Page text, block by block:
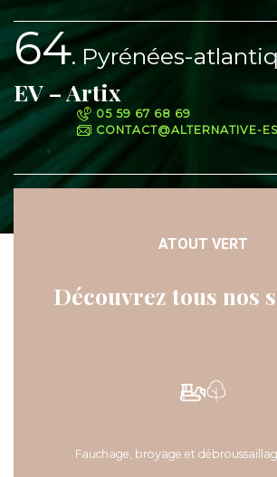
64 Pyrénées-
EV – Artix
05 59 67 68 69
CONTACT@ALTERNATIVE-
ATOUT VERT
Découvrez tous nos
Fauchage, broyage et